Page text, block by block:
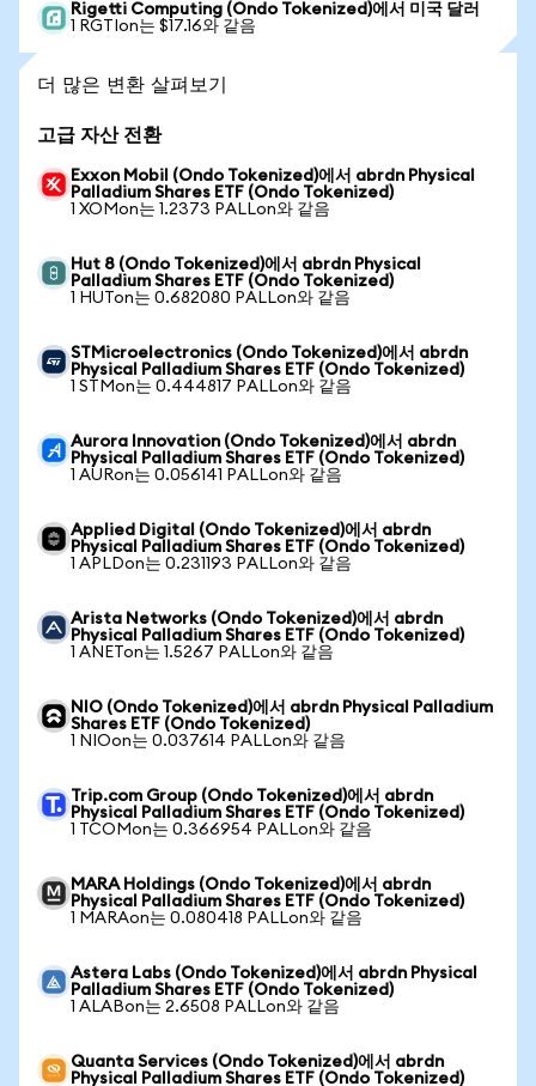
Rigetti Computing (Ondo Tokenized)에서 미국 달러
1 RGTIon는 $17.16와 같음
더 많은 변환 살펴보기
고급 자산 전환
Exxon Mobil (Ondo Tokenized)에서 abrdn Physical
Palladium Shares ETF (Ondo Tokenized)
1 XOMon는 1.2373 PALLon와 같음
Hut 8 (Ondo Tokenized)에서 abrdn Physical
Palladium Shares ETF (Ondo Tokenized)
1 HUTon는 0.682080 PALLon와 같음
STMicroelectronics (Ondo Tokenized)에서 abrdn
Physical Palladium Shares ETF (Ondo Tokenized)
1 STMon는 0.444817 PALLon와 같음
Aurora Innovation (Ondo Tokenized)에서 abrdn
Physical Palladium Shares ETF (Ondo Tokenized)
1 AURon는 0.056141 PALLon와 같음
Applied Digital (Ondo Tokenized)에서 abrdn
Physical Palladium Shares ETF (Ondo Tokenized)
1 APLDon는 0.231193 PALLon와 같음
Arista Networks (Ondo Tokenized)에서 abrdn
Physical Palladium Shares ETF (Ondo Tokenized)
1 ANETon는 1.5267 PALLon와 같음
NIO (Ondo Tokenized)에서 abrdn Physical Palladium
Shares ETF (Ondo Tokenized)
1 NIOon는 0.037614 PALLon와 같음
Trip.com Group (Ondo Tokenized)에서 abrdn
Physical Palladium Shares ETF (Ondo Tokenized)
1 TCOMon는 0.366954 PALLon와 같음
MARA Holdings (Ondo Tokenized)에서 abrdn
Physical Palladium Shares ETF (Ondo Tokenized)
1 MARAon는 0.080418 PALLon와 같음
Astera Labs (Ondo Tokenized)에서 abrdn Physical
Palladium Shares ETF (Ondo Tokenized)
1 ALABon는 2.6508 PALLon와 같음
Quanta Services (Ondo Tokenized)에서 abrdn
Physical Palladium Shares ETF (Ondo Tokenized)